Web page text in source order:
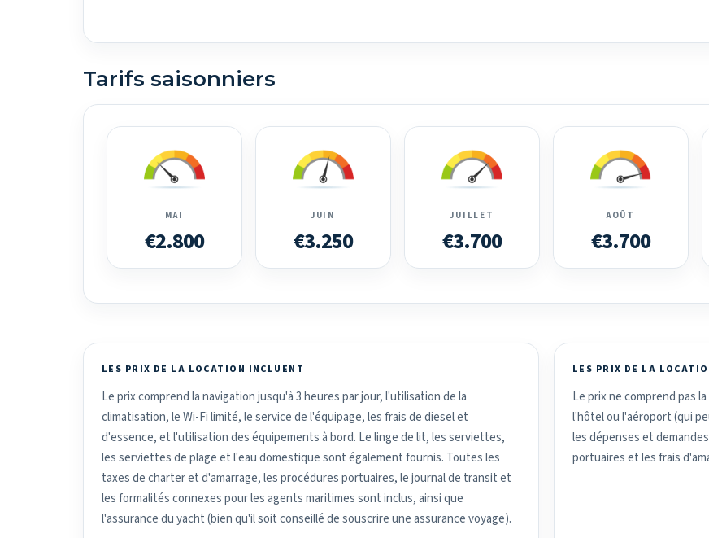
Tarifs saisonniers
MAI
€2.800
JUIN
€3.250
JUILLET
€3.700
AOÛT
€3.700
LES PRIX DE LA LOCATION INCLUENT
Le prix comprend la navigation jusqu'à 3 heures par jour, l'utilisation de la
climatisation, le Wi-Fi limité, le service de l'équipage, les frais de diesel et
d'essence, et l'utilisation des équipements à bord. Le linge de lit, les serviettes,
les serviettes de plage et l'eau domestique sont également fournis. Toutes les
taxes de charter et d'amarrage, les procédures portuaires, le journal de transit et
les formalités connexes pour les agents maritimes sont inclus, ainsi que
l'assurance du yacht (bien qu'il soit conseillé de souscrire une assurance voyage).
LES PRIX DE LA
Le prix ne comprend pas
l'hôtel ou l'aéroport (qui
les dépenses et
portuaires et les frais